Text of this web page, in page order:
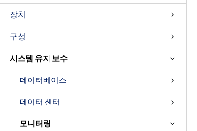
장치
구성
시스템 유지 보수
데이터베이스
데이터 센터
모니터링